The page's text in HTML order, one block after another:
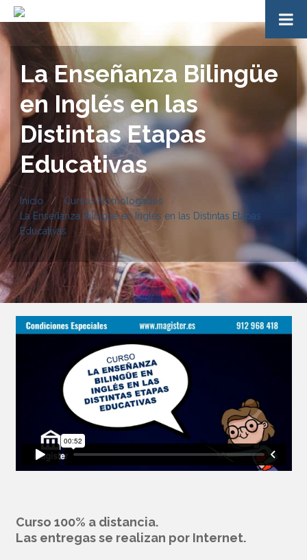
La Enseñanza Bilingüe
en Inglés en las
Distintas Etapas
Educativas
Inicio
Cursos Homologados
La Enseñanza Bilingüe en Inglés en las Distintas Etapas
Educativas
Curso 100% a distancia.
Las entregas se realizan por Internet.